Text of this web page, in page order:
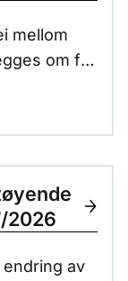
mellom
om fra
2026
endring av